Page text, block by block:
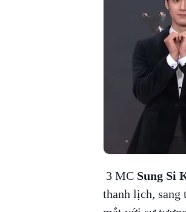
3 MC Sung Si
thanh lịch, sang